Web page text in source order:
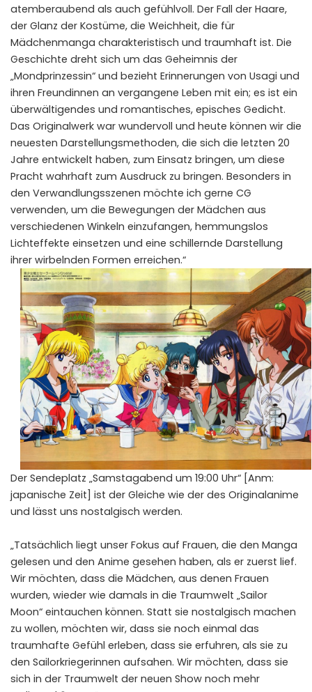
atemberaubend als auch gefühlvoll. Der Fall der Haare,
der Glanz der Kostüme, die Weichheit, die für
Mädchenmanga charakteristisch und traumhaft ist. Die
Geschichte dreht sich um das Geheimnis der
„Mondprinzessin“ und bezieht Erinnerungen von Usagi und
ihren Freundinnen an vergangene Leben mit ein; es ist ein
überwältigendes und romantisches, episches Gedicht.
Das Originalwerk war wundervoll und heute können wir die
neuesten Darstellungsmethoden, die sich die letzten 20
Jahre entwickelt haben, zum Einsatz bringen, um diese
Pracht wahrhaft zum Ausdruck zu bringen. Besonders in
den Verwandlungsszenen möchte ich gerne CG
verwenden, um die Bewegungen der Mädchen aus
verschiedenen Winkeln einzufangen, hemmungslos
Lichteffekte einsetzen und eine schillernde Darstellung
ihrer wirbelnden Formen erreichen.“
Der Sendeplatz „Samstagabend um 19:00 Uhr“ [Anm:
japanische Zeit] ist der Gleiche wie der des Originalanime
und lässt uns nostalgisch werden.
„Tatsächlich liegt unser Fokus auf Frauen, die den Manga
gelesen und den Anime gesehen haben, als er zuerst lief.
Wir möchten, dass die Mädchen, aus denen Frauen
wurden, wieder wie damals in die Traumwelt „Sailor
Moon“ eintauchen können. Statt sie nostalgisch machen
zu wollen, möchten wir, dass sie noch einmal das
traumhafte Gefühl erleben, dass sie erfuhren, als sie zu
den Sailorkriegerinnen aufsahen. Wir möchten, dass sie
sich in der Traumwelt der neuen Show noch mehr